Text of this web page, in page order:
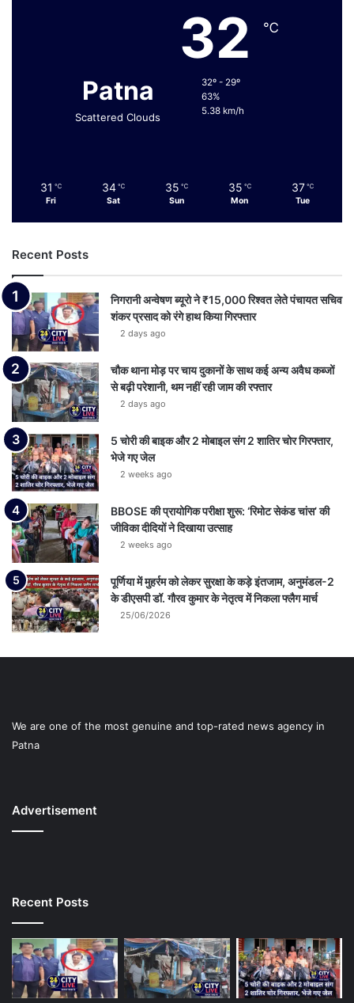
Patna
Scattered Clouds
32 ℃
32º - 29º
63%
5.38 km/h
31 ℃
Fri
34 ℃
Sat
35 ℃
Sun
35 ℃
Mon
37 ℃
Tue
Recent Posts
निगरानी अन्वेषण ब्यूरो ने ₹15,000 रिश्वत लेते पंचायत सचिव
शंकर प्रसाद को रंगे हाथ किया गिरफ्तार
2 days ago
चौक थाना मोड़ पर चाय दुकानों के साथ कई अन्य अवैध कब्जों
से बढ़ी परेशानी, थम नहीं रही जाम की रफ्तार
2 days ago
5 चोरी की बाइक और 2 मोबाइल संग 2 शातिर चोर गिरफ्तार,
भेजे गए जेल
2 weeks ago
BBOSE की प्रायोगिक परीक्षा शुरू: ‘रिमोट सेकंड चांस’ की
जीविका दीदियों ने दिखाया उत्साह
2 weeks ago
पूर्णिया में मुहर्रम को लेकर सुरक्षा के कड़े इंतजाम, अनुमंडल-2
के डीएसपी डॉ. गौरव कुमार के नेतृत्व में निकला फ्लैग मार्च
25/06/2026
We are one of the most genuine and top-rated news agency in
Patna
Advertisement
Recent Posts